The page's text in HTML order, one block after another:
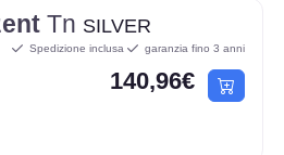
Tn SILVER
Spedizione inclusa garanzia fino 3 anni
140,96€